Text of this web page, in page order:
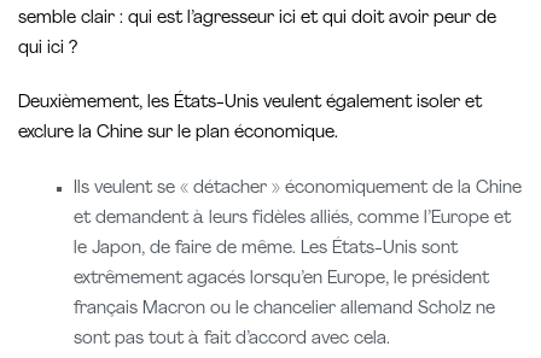
semble clair : qui est l’agresseur ici et qui doit avoir peur de
qui ici ?
Deuxièmement, les États-Unis veulent également isoler et
exclure la Chine sur le plan économique.
Ils veulent se « détacher » économiquement de la Chine
et demandent à leurs fidèles alliés, comme l’Europe et
le Japon, de faire de même. Les États-Unis sont
extrêmement agacés lorsqu’en Europe, le président
français Macron ou le chancelier allemand Scholz ne
sont pas tout à fait d’accord avec cela.